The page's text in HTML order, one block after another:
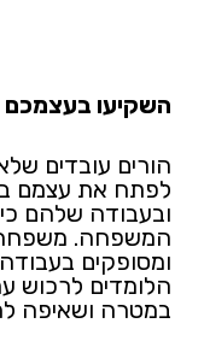
השקיעו בעצמכם
הורים עובדים
לפתח את עצמם
ובעבודה שלהם
המשפחה. משפחה
ומסופקים
הלומדים לרכוש
במטרה ושאיפה